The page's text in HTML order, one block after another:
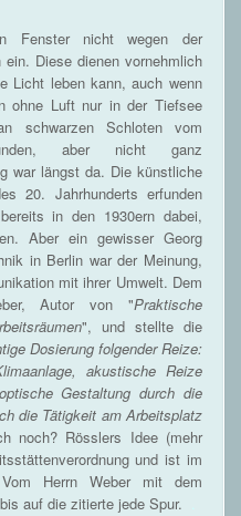
Fenster nicht wegen der
Diese dienen vornehmlich
Licht leben kann, auch wenn
ohne Luft nur in der Tiefsee
schwarzen Schloten vom
aber nicht ganz
war längst da. Die künstliche
20. Jahrhunderts erfunden
in den 1930ern dabei,
Aber ein gewisser Georg
in Berlin war der Meinung,
mit ihrer Umwelt. Dem
Autor von "Praktische
", und stellte die
Dosierung folgender Reize:
akustische Reize
Gestaltung durch die
die Tätigkeit am Arbeitsplatz
noch? Rösslers Idee (mehr
und ist im
Herrn Weber mit dem
auf die zitierte jede Spur.